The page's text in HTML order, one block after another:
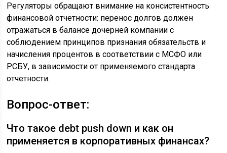
Регуляторы обращают внимание на консистентность
финансовой отчетности: перенос долгов должен
отражаться в балансе дочерней компании с
соблюдением принципов признания обязательств и
начисления процентов в соответствии с МСФО или
РСБУ, в зависимости от применяемого стандарта
отчетности.
Вопрос-ответ:
Что такое debt push down и как он
применяется в корпоративных финансах?